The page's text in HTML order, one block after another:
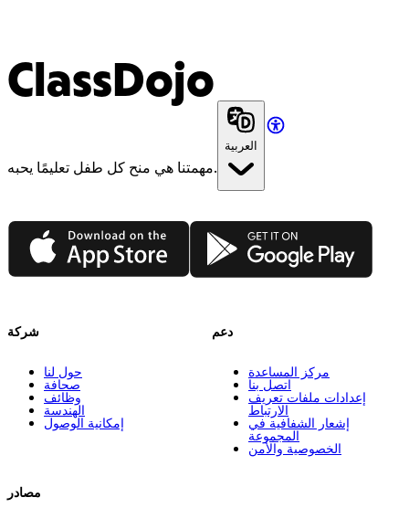
ClassDojo
مهمتنا هي منح كل طفل تعليمًا يحبه.
العربية
App Store Google Play
شركة
حول لنا
صحافة
وظائف
الهندسة
إمكانية الوصول
مصادر
دعم
مركز المساعدة
اتصل بنا
إعدادات ملفات تعريف
الارتباط
إشعار الشفافية في
المجموعة
الخصوصية والأمن